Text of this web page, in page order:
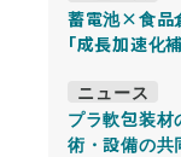
蓄電池×食品
「成長加速化
ニュース
プラ軟包装
術・設備の共